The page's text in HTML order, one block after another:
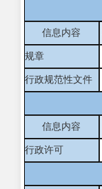
信息内容
规章
行政规范性文件
信息内容
行政许可